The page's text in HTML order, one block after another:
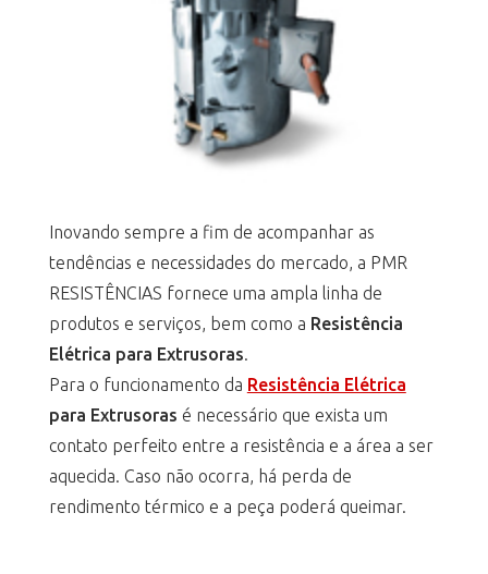
Inovando sempre a fim de acompanhar as
tendências e necessidades do mercado, a PMR
RESISTÊNCIAS fornece uma ampla linha de
produtos e serviços, bem como a Resistência
Elétrica para Extrusoras.
Para o funcionamento da Resistência Elétrica
para Extrusoras é necessário que exista um
contato perfeito entre a resistência e a área a ser
aquecida. Caso não ocorra, há perda de
rendimento térmico e a peça poderá queimar.